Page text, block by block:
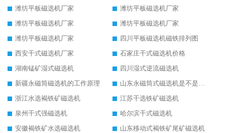
潍坊平板磁选机厂家
潍坊平板磁选机厂家
潍坊平板磁选机厂家
潍坊平板磁选机厂家
潍坊平板磁选机厂家
四川平板磁选机磁铁排列图
西安干式磁选机厂家
石家庄干式磁选机价格
湖南锰矿湿式磁选机
四川湿式逆流磁选机
新疆永磁筒磁选机的工作原理
山东永磁筒式磁选机是不是强磁
浙江水选褐铁矿磁选机
江苏干选铁矿磁选机
泉州干式强磁选机
哈尔滨干式磁选机
安徽褐铁矿水选磁选机
山东移动式褐铁矿尾矿磁选机